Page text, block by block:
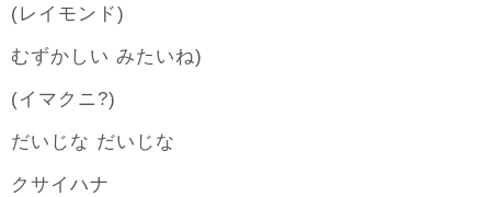
(レイモンド)
むずかしい みたいね)
(イマクニ?)
だいじな だいじな
クサイハナ